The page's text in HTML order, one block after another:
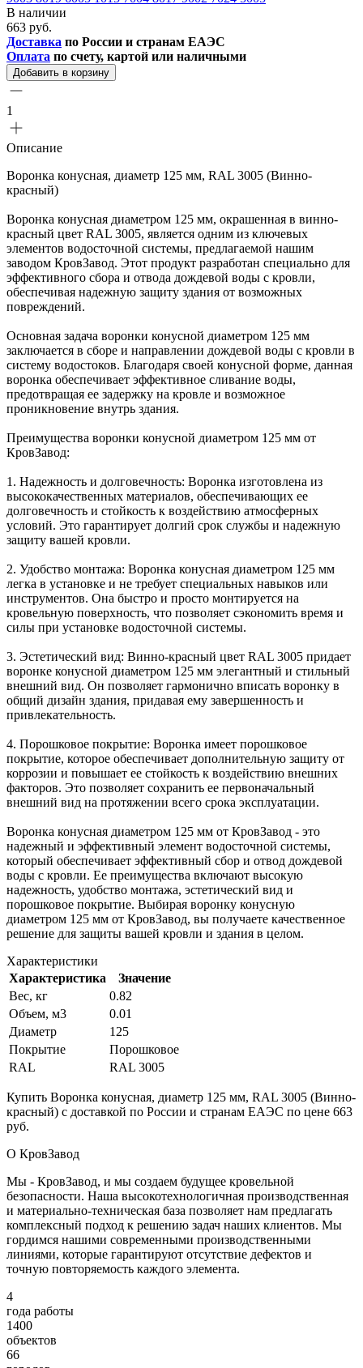
В наличии
663 руб.
Доставка по России и странам ЕАЭС
Оплата по счету, картой или наличными
Добавить в корзину
1
Описание
Воронка конусная, диаметр 125 мм, RAL 3005 (Винно-
красный)
Воронка конусная диаметром 125 мм, окрашенная в винно-
красный цвет RAL 3005, является одним из ключевых
элементов водосточной системы, предлагаемой нашим
заводом КровЗавод. Этот продукт разработан специально для
эффективного сбора и отвода дождевой воды с кровли,
обеспечивая надежную защиту здания от возможных
повреждений.
Основная задача воронки конусной диаметром 125 мм
заключается в сборе и направлении дождевой воды с кровли в
систему водостоков. Благодаря своей конусной форме, данная
воронка обеспечивает эффективное сливание воды,
предотвращая ее задержку на кровле и возможное
проникновение внутрь здания.
Преимущества воронки конусной диаметром 125 мм от
КровЗавод:
1. Надежность и долговечность: Воронка изготовлена из
высококачественных материалов, обеспечивающих ее
долговечность и стойкость к воздействию атмосферных
условий. Это гарантирует долгий срок службы и надежную
защиту вашей кровли.
2. Удобство монтажа: Воронка конусная диаметром 125 мм
легка в установке и не требует специальных навыков или
инструментов. Она быстро и просто монтируется на
кровельную поверхность, что позволяет сэкономить время и
силы при установке водосточной системы.
3. Эстетический вид: Винно-красный цвет RAL 3005 придает
воронке конусной диаметром 125 мм элегантный и стильный
внешний вид. Он позволяет гармонично вписать воронку в
общий дизайн здания, придавая ему завершенность и
привлекательность.
4. Порошковое покрытие: Воронка имеет порошковое
покрытие, которое обеспечивает дополнительную защиту от
коррозии и повышает ее стойкость к воздействию внешних
факторов. Это позволяет сохранить ее первоначальный
внешний вид на протяжении всего срока эксплуатации.
Воронка конусная диаметром 125 мм от КровЗавод - это
надежный и эффективный элемент водосточной системы,
который обеспечивает эффективный сбор и отвод дождевой
воды с кровли. Ее преимущества включают высокую
надежность, удобство монтажа, эстетический вид и
порошковое покрытие. Выбирая воронку конусную
диаметром 125 мм от КровЗавод, вы получаете качественное
решение для защиты вашей кровли и здания в целом.
Характеристики
Характеристика
Значение
Вес, кг
0.82
Объем, м3
0.01
Диаметр
125
Покрытие
Порошковое
RAL
RAL 3005
Купить Воронка конусная, диаметр 125 мм, RAL 3005 (Винно-
красный) с доставкой по России и странам ЕАЭС по цене 663
руб.
О КровЗавод
Мы - КровЗавод, и мы создаем будущее кровельной
безопасности. Наша высокотехнологичная производственная
и материально-техническая база позволяет нам предлагать
комплексный подход к решению задач наших клиентов. Мы
гордимся нашими современными производственными
линиями, которые гарантируют отсутствие дефектов и
точную повторяемость каждого элемента.
4
года работы
1400
объектов
66